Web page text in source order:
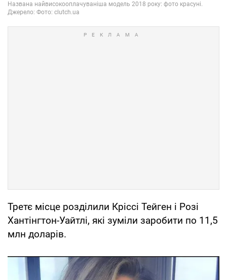
Третє місце розділили Кріссі Тейген і Розі
Хантінгтон-Уайтлі, які зуміли заробити по 11,5
млн доларів.